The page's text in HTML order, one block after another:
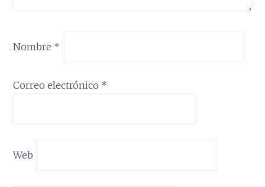
Nombre *
Correo electrónico *
Web